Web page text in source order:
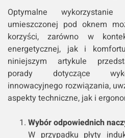
Optymalne wykorzystanie
umieszczonej pod oknem
korzyści, zarówno w
energetycznej, jak i
niniejszym artykule
porady dotyczące
innowacyjnego rozwiązania,
aspekty techniczne, jak i
Wybór odpowiednich
W przypadku płyty